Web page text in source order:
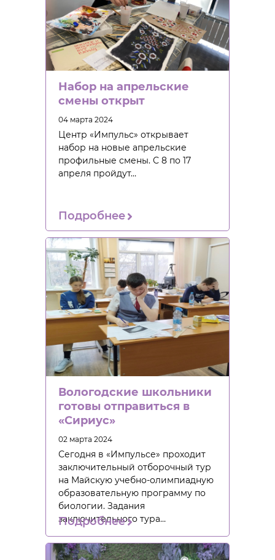
Набор на апрельские
смены открыт
04 марта 2024
Центр «Импульс» открывает
набор на новые апрельские
профильные смены. С 8 по 17
апреля пройдут…
Подробнее
Вологодские школьники
готовы отправиться в
«Сириус»
02 марта 2024
Сегодня в «Импульсе» проходит
заключительный отборочный тур
на Майскую учебно-олимпиадную
образовательную программу по
биологии. Задания
заключительного тура…
Подробнее